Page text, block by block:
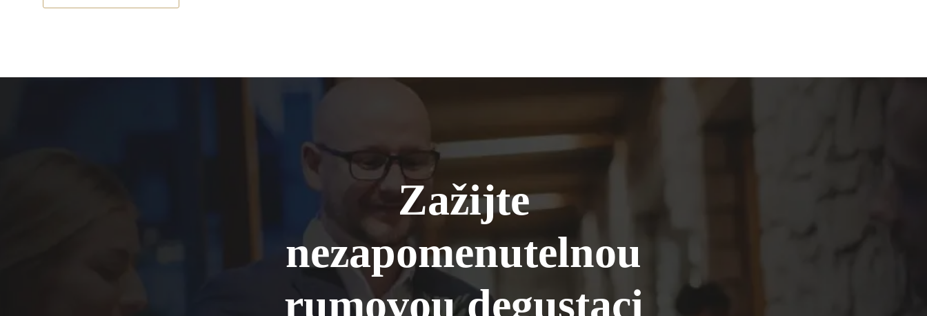
Zažijte
nezapomenutelnou
rumovou degustaci